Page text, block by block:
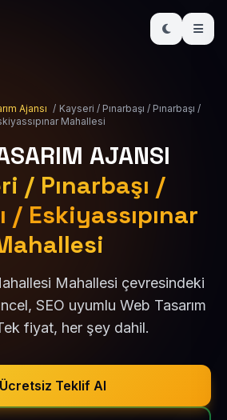
Ajansı / Kayseri / Pınarbaşı / Pınarbaşı /
Mahallesi
AJANSI
/ Pınarbaşı /
/ Eskiyassıpınar
Mahallesi çevresindeki
SEO uyumlu Web Tasarım
fiyat, her şey dahil.
Ücretsiz Teklif Al